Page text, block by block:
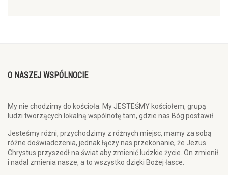
O NASZEJ WSPÓLNOCIE
My nie chodzimy do kościoła. My JESTEŚMY kościołem, grupą
ludzi tworzących lokalną wspólnotę tam, gdzie nas Bóg postawił.
Jesteśmy różni, przychodzimy z różnych miejsc, mamy za sobą
różne doświadczenia, jednak łączy nas przekonanie, że Jezus
Chrystus przyszedł na świat aby zmienić ludzkie życie. On zmienił
i nadal zmienia nasze, a to wszystko dzięki Bożej łasce.